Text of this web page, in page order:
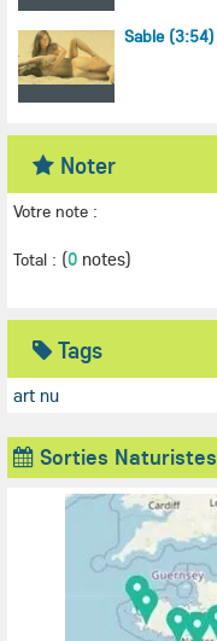
Sable (3:54)
Noter
Votre note :
Total : (0 notes)
Tags
art nu
Sorties Naturistes